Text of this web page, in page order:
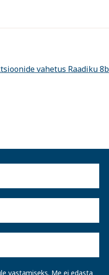
vahetus Raadiku
vastamiseks. Me ei edasta